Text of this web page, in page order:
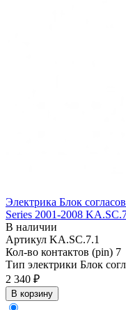
Электрика Блок
Series 2001-2008
В наличии
Артикул KA.SC.7.1
Кол-во контактов (pin) 7
Тип электрики Блок
2 340 ₽
В корзину